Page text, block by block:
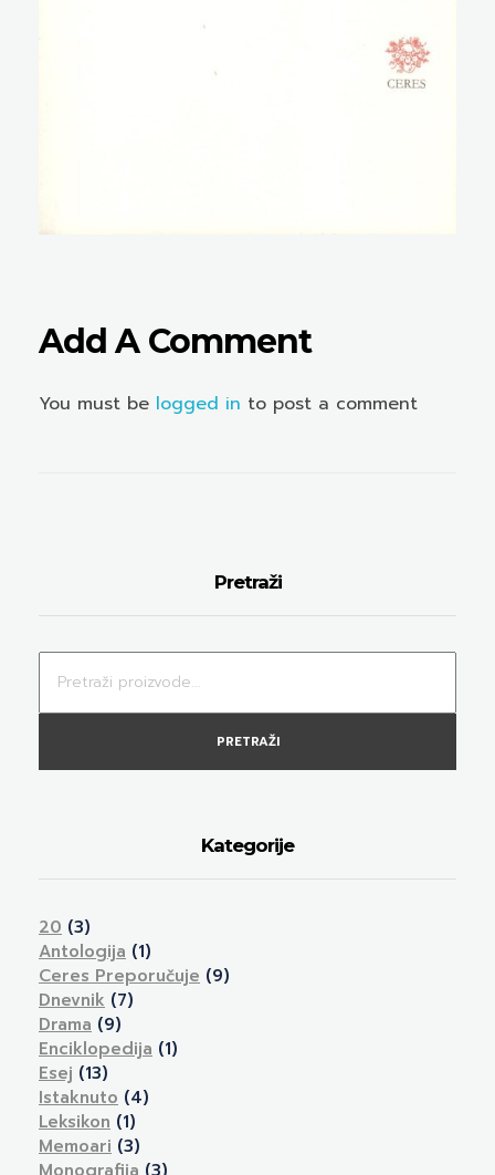
Add A Comment
You must be logged in to post a comment
Pretraži
PRETRAŽI
Kategorije
20 (3)
Antologija (1)
Ceres Preporučuje (9)
Dnevnik (7)
Drama (9)
Enciklopedija (1)
Esej (13)
Istaknuto (4)
Leksikon (1)
Memoari (3)